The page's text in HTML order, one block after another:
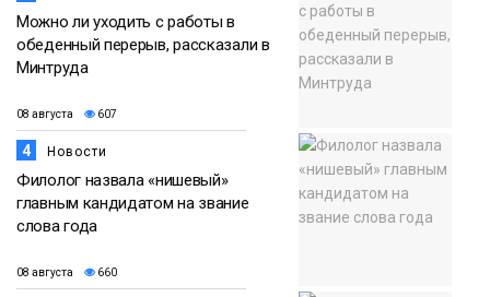
Можно ли уходить с работы в
обеденный перерыв, рассказали в
Минтруда
08 августа 607
4 Новости
Филолог назвала «нишевый»
главным кандидатом на звание
слова года
08 августа 660